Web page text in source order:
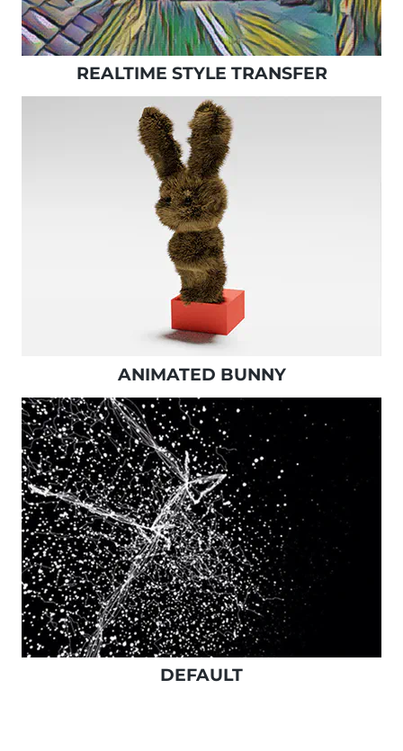
REALTIME STYLE TRANSFER
ANIMATED BUNNY
DEFAULT